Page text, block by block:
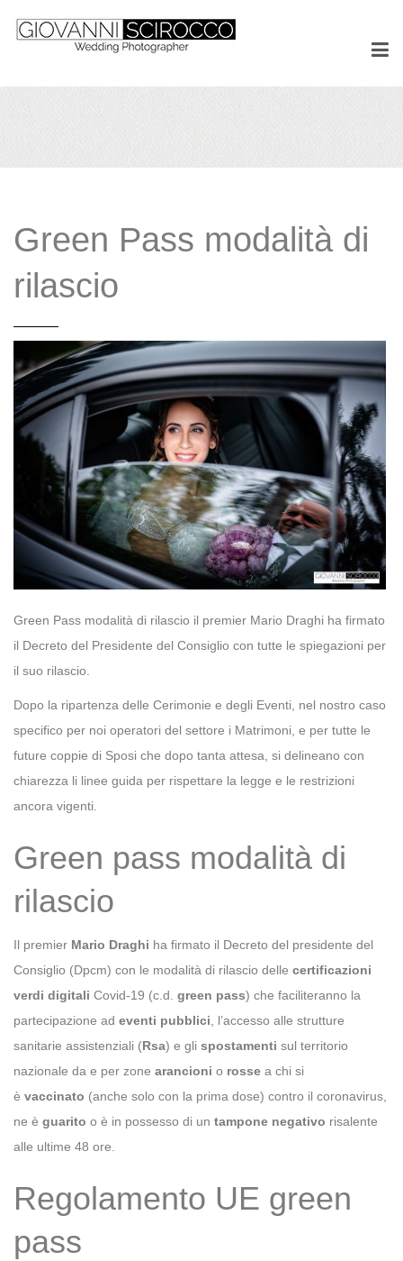
Green Pass modalità di
rilascio
Green Pass modalità di rilascio il premier Mario Draghi ha firmato
il Decreto del Presidente del Consiglio con tutte le spiegazioni per
il suo rilascio.
Dopo la ripartenza delle Cerimonie e degli Eventi, nel nostro caso
specifico per noi operatori del settore i Matrimoni, e per tutte le
future coppie di Sposi che dopo tanta attesa, si delineano con
chiarezza li linee guida per rispettare la legge e le restrizioni
ancora vigenti.
Green pass modalità di
rilascio
Il premier Mario Draghi ha firmato il Decreto del presidente del
Consiglio (Dpcm) con le modalità di rilascio delle certificazioni
verdi digitali Covid-19 (c.d. green pass) che faciliteranno la
partecipazione ad eventi pubblici , l’accesso alle strutture
sanitarie assistenziali (Rsa) e gli spostamenti sul territorio
nazionale da e per zone arancioni o rosse a chi si
è vaccinato (anche solo con la prima dose) contro il coronavirus,
ne è guarito o è in possesso di un tampone negativo risalente
alle ultime 48 ore.
Regolamento UE green
pass